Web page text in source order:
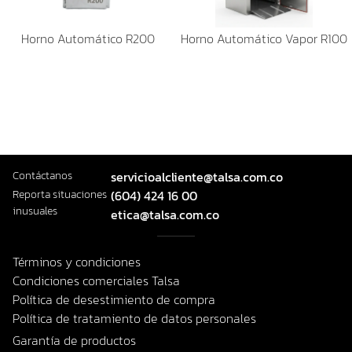
Horno Automático R200 Horno Automático Vapor R100
Contáctanos servicioalcliente@talsa.com.co
Reporta situaciones
inusuales
(604) 424 16 00
etica@talsa.com.co
Términos y condiciones
Condiciones comerciales Talsa
Política de desestimiento de compra
Política de tratamiento de datos personales
Garantía de productos